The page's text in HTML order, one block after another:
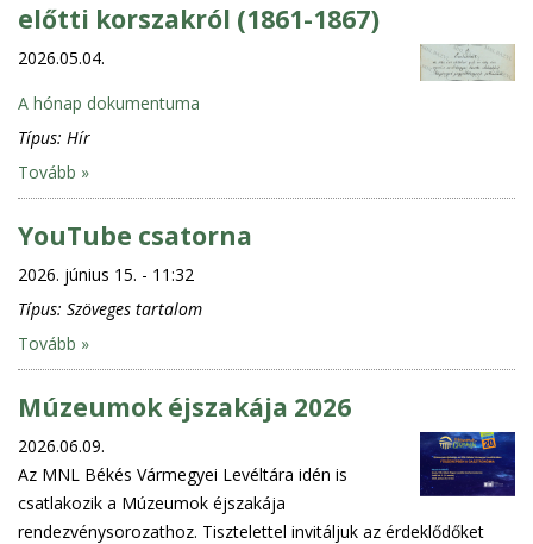
előtti korszakról (1861-1867)
2026.05.04.
A hónap dokumentuma
Típus: Hír
Tovább »
YouTube csatorna
2026. június 15. - 11:32
Típus: Szöveges tartalom
Tovább »
Múzeumok éjszakája 2026
2026.06.09.
Az MNL Békés Vármegyei Levéltára idén is
csatlakozik a Múzeumok éjszakája
rendezvénysorozathoz. Tisztelettel invitáljuk az érdeklődőket